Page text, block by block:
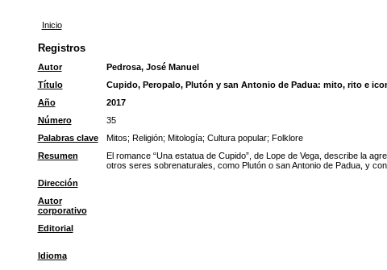
Inicio
Registros
Autor
Pedrosa, José Manuel
Título
Cupido, Peropalo, Plutón y san Antonio de Padua: mito, rito e
Año
2017
Número
35
Palabras clave
Mitos; Religión; Mitología; Cultura popular; Folklore
Resumen
El romance “Una estatua de Cupido”, de Lope de Vega, describe la
otros seres sobrenaturales, como Plutón o san Antonio de Padua, y
Dirección
Autor
corporativo
Editorial
Idioma